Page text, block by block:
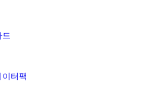
터팩